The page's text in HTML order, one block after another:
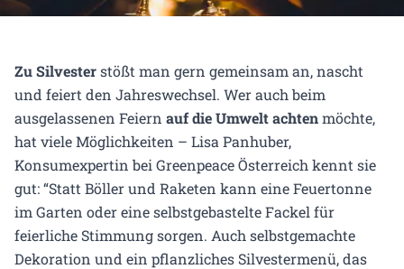
ZuSilvesterstößt man gern gemeinsam an, nascht
und feiert den Jahreswechsel. Wer auch beim
ausgelassenen Feiern auf die Umwelt achtenmöchte,
hat viele Möglichkeiten – Lisa Panhuber,
Konsumexpertin bei Greenpeace Österreich kennt sie
gut: “Statt Böller und Raketen kann eine Feuertonne
im Garten oder eine selbstgebastelte Fackel für
feierliche Stimmung sorgen. Auch selbstgemachte
Dekoration und ein pflanzliches Silvestermenü, das